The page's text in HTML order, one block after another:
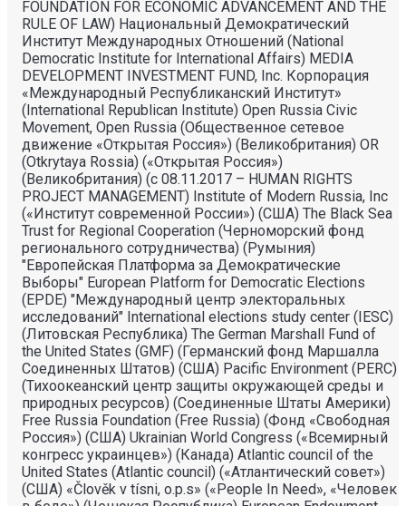
FOUNDATION FOR ECONOMIC ADVANCEMENT AND THE
RULE OF LAW) Национальный Демократический
Институт Международных Отношений (National
Democratic Institute for International Affairs) MEDIA
DEVELOPMENT INVESTMENT FUND, Inc. Корпорация
«Международный Республиканский Институт»
(International Republican Institute) Open Russia Civic
Movement, Open Russia (Общественное сетевое
движение «Открытая Россия») (Великобритания) OR
(Otkrytaya Rossia) («Открытая Россия»)
(Великобритания) (с 08.11.2017 – HUMAN RIGHTS
PROJECT MANAGEMENT) Institute of Modern Russia, Inc
(«Институт современной России») (США) The Black Sea
Trust for Regional Cooperation (Черноморский фонд
регионального сотрудничества) (Румыния)
"Европейская Платформа за Демократические
Выборы" European Platform for Democratic Elections
(EPDE) "Международный центр электоральных
исследований" International elections study center (IESC)
(Литовская Республика) The German Marshall Fund of
the United States (GMF) (Германский фонд Маршалла
Соединенных Штатов) (США) Pacific Environment (PERC)
(Тихоокеанский центр защиты окружающей среды и
природных ресурсов) (Соединенные Штаты Америки)
Free Russia Foundation (Free Russia) (Фонд «Свободная
Россия») (США) Ukrainian World Congress («Всемирный
конгресс украинцев») (Канада) Atlantic council of the
United States (Atlantic council) («Атлантический совет»)
(США) «Člověk v tísni, o.p.s» («People In Need», «Человек